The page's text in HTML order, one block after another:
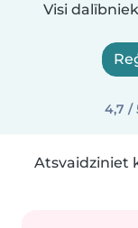
Visi
4,7 /
Atsvaidziniet